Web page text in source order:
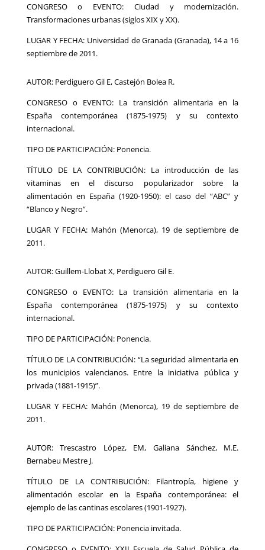
CONGRESO o EVENTO: Ciudad y modernización.
Transformaciones urbanas (siglos XIX y XX).
LUGAR Y FECHA: Universidad de Granada (Granada), 14 a 16
septiembre de 2011.
AUTOR: Perdiguero Gil E, Castejón Bolea R.
CONGRESO o EVENTO: La transición alimentaria en la
España contemporánea (1875-1975) y su contexto
internacional.
TIPO DE PARTICIPACIÓN: Ponencia.
TÍTULO DE LA CONTRIBUCIÓN: La introducción de las
vitaminas en el discurso popularizador sobre la
alimentación en España (1920-1950): el caso del “ABC” y
“Blanco y Negro”.
LUGAR Y FECHA: Mahón (Menorca), 19 de septiembre de
2011.
AUTOR: Guillem-Llobat X, Perdiguero Gil E.
CONGRESO o EVENTO: La transición alimentaria en la
España contemporánea (1875-1975) y su contexto
internacional.
TIPO DE PARTICIPACIÓN: Ponencia.
TÍTULO DE LA CONTRIBUCIÓN: “La seguridad alimentaria en
los municipios valencianos. Entre la iniciativa pública y
privada (1881-1915)”.
LUGAR Y FECHA: Mahón (Menorca), 19 de septiembre de
2011.
AUTOR: Trescastro López, EM, Galiana Sánchez, M.E.
Bernabeu Mestre J.
TÍTULO DE LA CONTRIBUCIÓN: Filantropía, higiene y
alimentación escolar en la España contemporánea: el
ejemplo de las cantinas escolares (1901-1927).
TIPO DE PARTICIPACIÓN: Ponencia invitada.